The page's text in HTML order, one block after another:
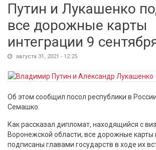
Путин и Лукашенко
все дорожные карты
интеграции 9
августа 31, 2021 - 12:25
Об этом сообщил посол республики в
Семашко.
Как рассказал дипломат, находящийся с
Воронежской области, все дорожные карты
подписаны главами государств в ходе их